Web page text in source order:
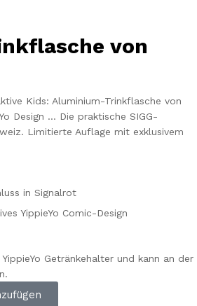
von
Kids: Aluminium-Trinkflasche von
Design … Die praktische SIGG-
Limitierte Auflage mit exklusivem
in Signalrot
YippieYo Comic-Design
Getränkehalter und kann an der